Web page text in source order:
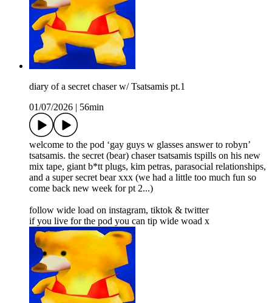
diary of a secret chaser w/ Tsatsamis pt.1
01/07/2026
56min
welcome to the pod ‘gay guys w glasses answer to robyn’
tsatsamis. the secret (bear) chaser tsatsamis tspills on his new
mix tape, giant b*tt plugs, kim petras, parasocial relationships,
and a super secret bear xxx (we had a little too much fun so
come back new week for pt 2...)
follow wide load on ⁠⁠⁠⁠⁠⁠⁠⁠⁠⁠instagram⁠⁠⁠⁠⁠⁠⁠⁠⁠⁠, ⁠⁠⁠⁠⁠⁠⁠⁠tiktok⁠⁠⁠⁠⁠⁠⁠⁠ & ⁠⁠⁠⁠⁠⁠⁠⁠⁠⁠twitter⁠⁠⁠⁠⁠⁠⁠⁠
if you live for the pod you can ⁠⁠⁠⁠⁠⁠⁠⁠⁠⁠tip wide woad⁠⁠⁠⁠⁠⁠⁠⁠⁠⁠ x